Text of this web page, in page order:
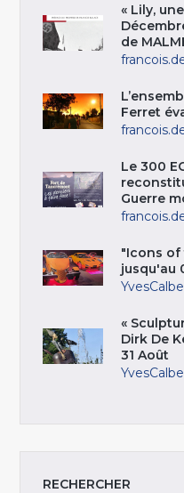
« Lily,
de
Ferret
Le 300
Guerre
"Icons of
jusqu'au
«
Dirk De
31 Août
RECHERCHER